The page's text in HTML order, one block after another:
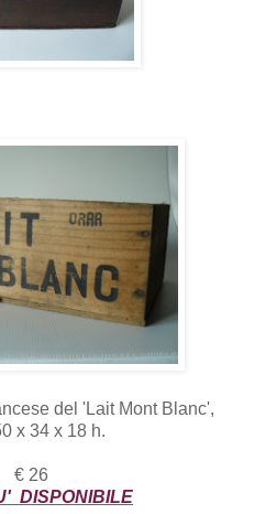
del 'Lait Mont Blanc',
x 34 x 18 h.
€ 26
DISPONIBILE